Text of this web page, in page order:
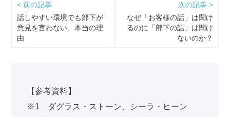
< 前の記事
話しやすい環境でも部下が
意見を言わない、本当の理
由
次の記事 >
なぜ「お客様の話」は聞け
るのに「部下の話」は聞け
ないのか？
【参考資料】
※1 ダグラス・ストーン、シーラ・ヒーン